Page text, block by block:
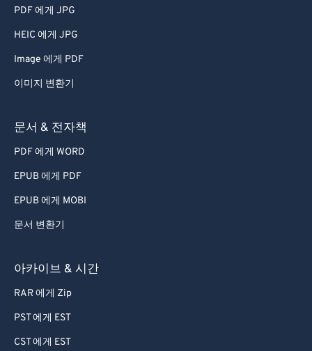
PDF 에게 JPG
HEIC 에게 JPG
Image 에게 PDF
이미지 변환기
문서 & 전자책
PDF 에게 WORD
EPUB 에게 PDF
EPUB 에게 MOBI
문서 변환기
아카이브 & 시간
RAR 에게 Zip
PST 에게 EST
CST 에게 EST